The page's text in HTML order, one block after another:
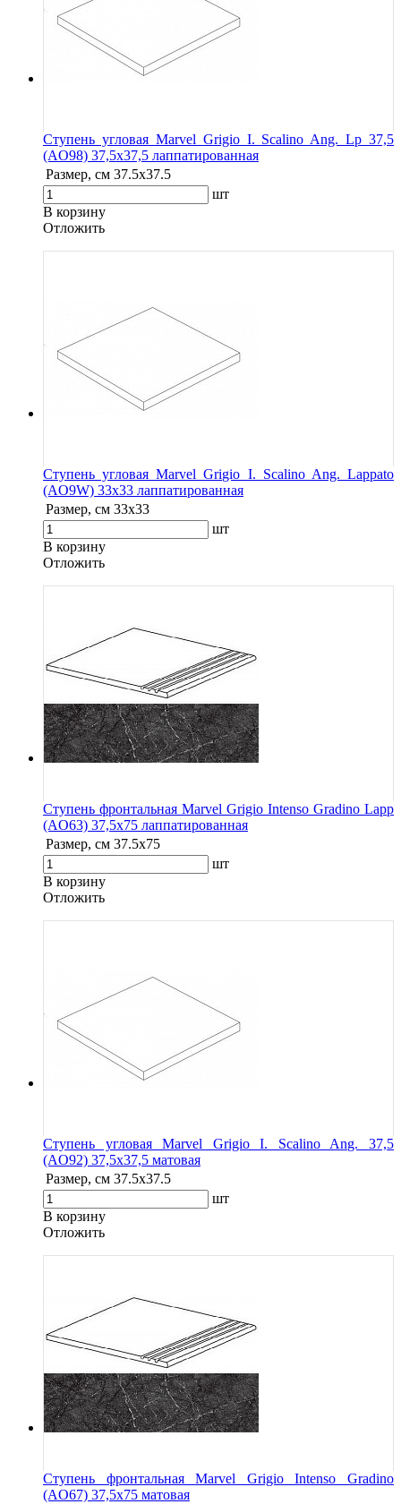
Ступень угловая Marvel Grigio I. Scalino Ang. Lp 37,5
(AO98) 37,5x37,5 лаппатированная
Размер, см 37.5x37.5
шт
В корзину
Oтложить
Ступень угловая Marvel Grigio I. Scalino Ang. Lappato
(AO9W) 33x33 лаппатированная
Размер, см 33x33
шт
В корзину
Oтложить
Ступень фронтальная Marvel Grigio Intenso Gradino Lapp
(AO63) 37,5x75 лаппатированная
Размер, см 37.5x75
шт
В корзину
Oтложить
Ступень угловая Marvel Grigio I. Scalino Ang. 37,5
(AO92) 37,5x37,5 матовая
Размер, см 37.5x37.5
шт
В корзину
Oтложить
Ступень фронтальная Marvel Grigio Intenso Gradino
(AO67) 37,5x75 матовая